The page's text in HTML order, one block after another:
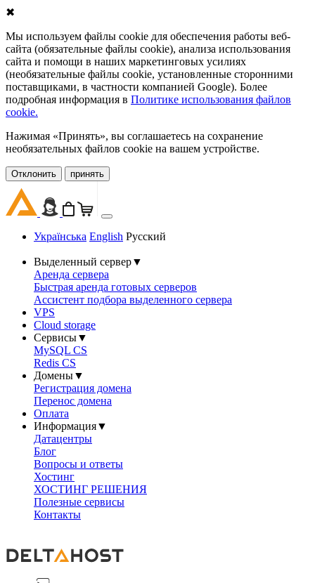
✖
Мы используем файлы cookie для обеспечения работы веб-
сайта (обязательные файлы cookie), анализа использования
сайта и помощи в наших маркетинговых усилиях
(необязательные файлы cookie, установленные сторонними
поставщиками, в частности компанией Google). Более
подробная информация в Политике использования файлов
cookie.
Нажимая «Принять», вы соглашаетесь на сохранение
необязательных файлов cookie на вашем устройстве.
Oтклонить принять
Українська English Русский
Выделенный сервер▼
Аренда сервера
Быстрая аренда готовых серверов
Ассистент подбора выделенного сервера
VPS
Cloud storage
Сервисы▼
MySQL CS
Redis CS
Домены▼
Регистрация домена
Перенос домена
Оплата
Информация▼
Датацентры
Блог
Вопросы и ответы
Хостинг
ХОСТИНГ РЕШЕНИЯ
Полезные сервисы
Контакты